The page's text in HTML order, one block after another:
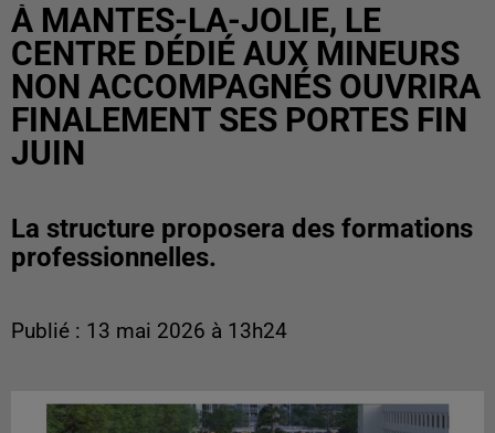
À MANTES-LA-JOLIE, LE
CENTRE DÉDIÉ AUX MINEURS
NON ACCOMPAGNÉS OUVRIRA
FINALEMENT SES PORTES FIN
JUIN
La structure proposera des formations
professionnelles.
Publié : 13 mai 2026 à 13h24